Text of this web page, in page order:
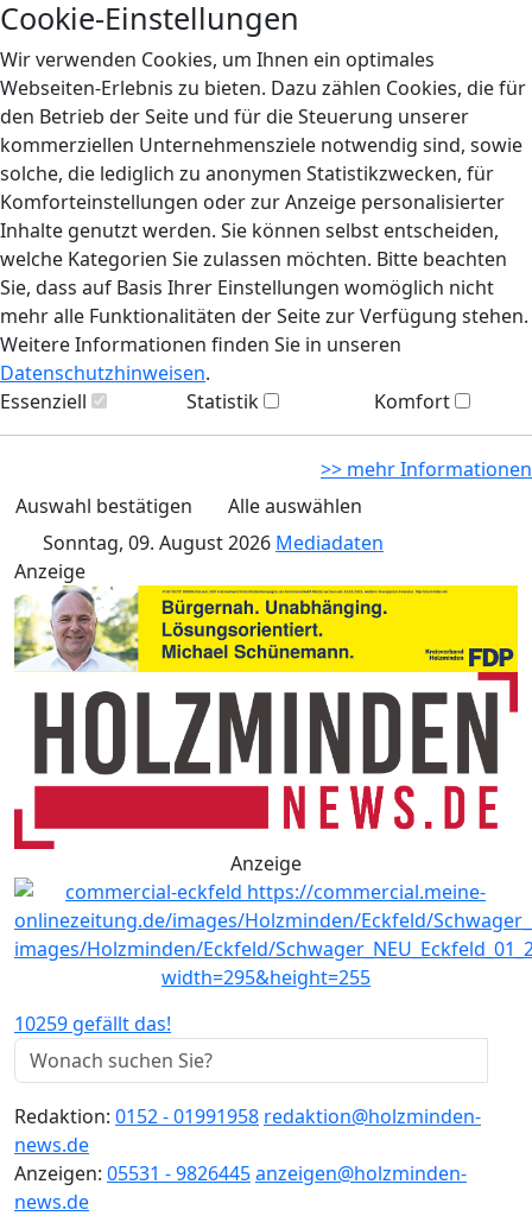
Cookie-Einstellungen
Wir verwenden Cookies, um Ihnen ein optimales
Webseiten-Erlebnis zu bieten. Dazu zählen Cookies, die für
den Betrieb der Seite und für die Steuerung unserer
kommerziellen Unternehmensziele notwendig sind, sowie
solche, die lediglich zu anonymen Statistikzwecken, für
Komforteinstellungen oder zur Anzeige personalisierter
Inhalte genutzt werden. Sie können selbst entscheiden,
welche Kategorien Sie zulassen möchten. Bitte beachten
Sie, dass auf Basis Ihrer Einstellungen womöglich nicht
mehr alle Funktionalitäten der Seite zur Verfügung stehen.
Weitere Informationen finden Sie in unseren
Datenschutzhinweisen.
Essenziell
Statistik Komfort
>> mehr Informationen
Auswahl bestätigen
Alle auswählen
Sonntag, 09. August 2026 Mediadaten
Anzeige
Anzeige
10259 gefällt das!
Redaktion: 0152 - 01991958 redaktion@holzminden-
news.de
Anzeigen: 05531 - 9826445anzeigen@holzminden-
news.de